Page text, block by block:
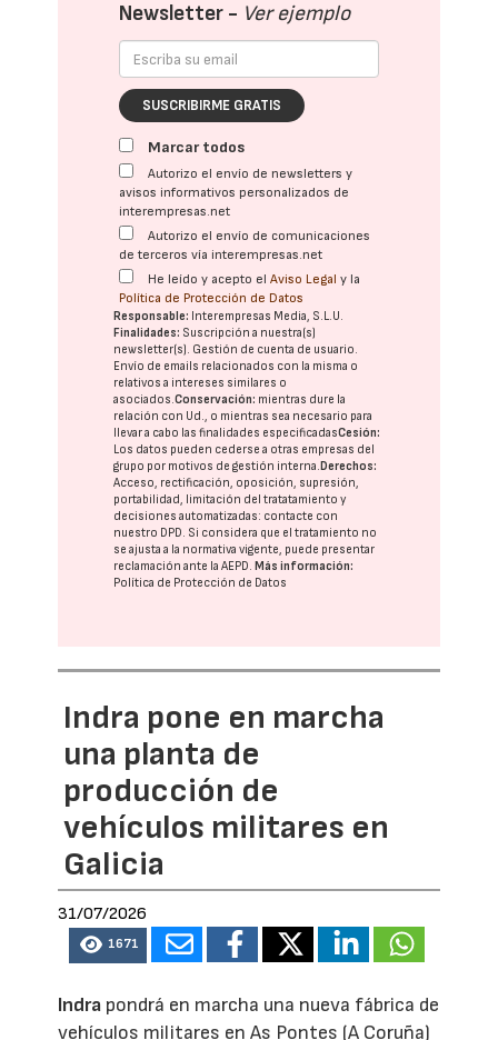
Newsletter - Ver ejemplo
SUSCRIBIRME GRATIS
Marcar todos
Autorizo el envío de newsletters y
avisos informativos personalizados de
interempresas.net
Autorizo el envío de comunicaciones
de terceros vía interempresas.net
He leído y acepto elAviso Legal y la
Política de Protección de Datos
Responsable: Interempresas Media, S.L.U.
Finalidades: Suscripción a nuestra(s)
newsletter(s). Gestión de cuenta de usuario.
Envío de emails relacionados con la misma o
relativos a intereses similares o
asociados.Conservación: mientras dure la
relación con Ud., o mientras sea necesario para
llevar a cabo las finalidades especificadasCesión:
Los datos pueden cederse a otras empresas del
grupo por motivos de gestión interna. Derechos:
Acceso, rectificación, oposición, supresión,
portabilidad, limitación del tratatamiento y
decisiones automatizadas: contacte con
nuestro DPD. Si considera que el tratamiento no
se ajusta a la normativa vigente, puede presentar
reclamación ante laAEPD. Más información:
Política de Protección de Datos
Indra pone en marcha
una planta de
producción de
vehículos militares en
Galicia
31/07/2026
1671
Indra pondrá en marcha una nueva fábrica de
vehículos militares en As Pontes (A Coruña)